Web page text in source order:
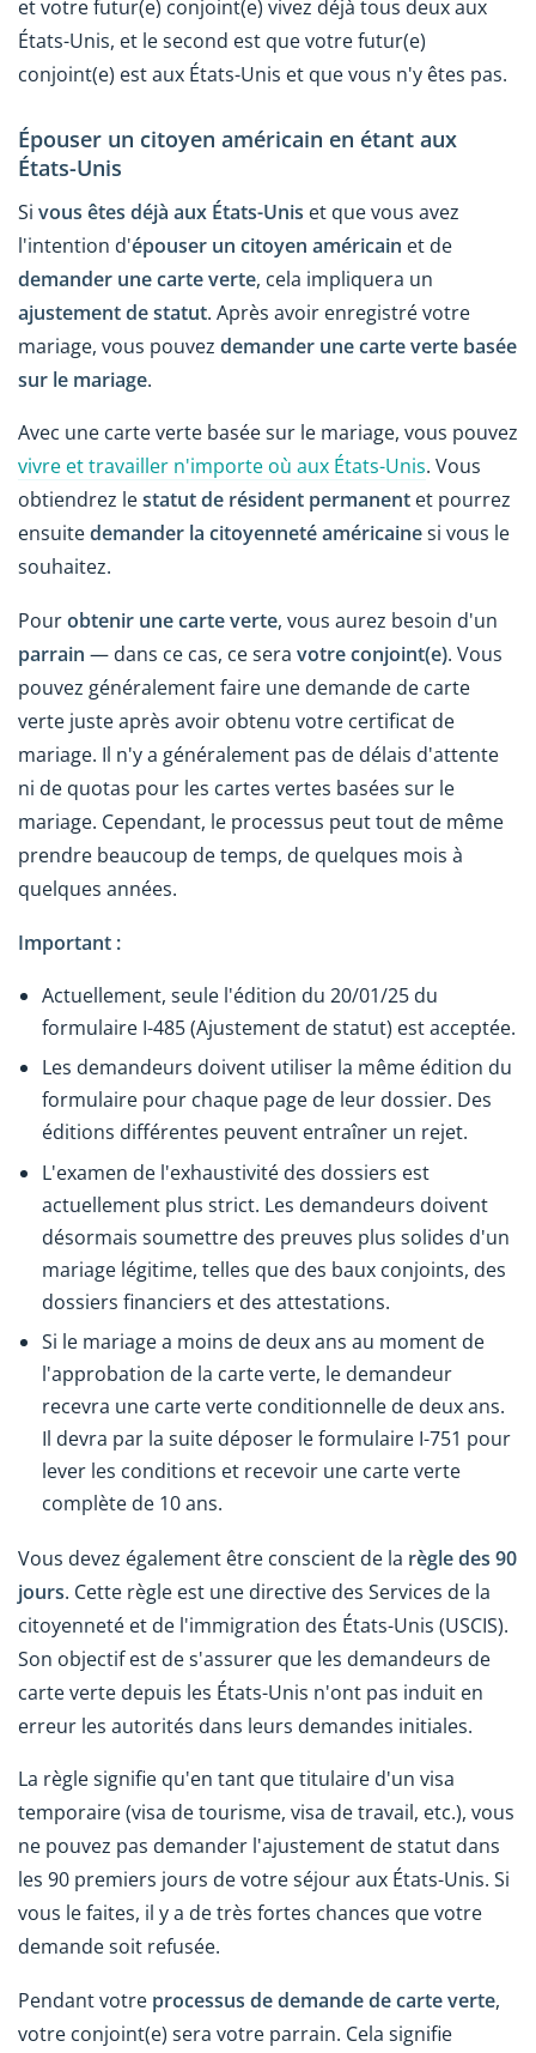
et votre futur(e) conjoint(e) vivez déjà tous deux aux
États-Unis, et le second est que votre futur(e)
conjoint(e) est aux États-Unis et que vous n'y êtes pas.
Épouser un citoyen américain en étant aux
États-Unis
Si vous êtes déjà aux États-Unis et que vous avez
l'intention d'épouser un citoyen américain et de
demander une carte verte, cela impliquera un
ajustement de statut. Après avoir enregistré votre
mariage, vous pouvez demander une carte verte basée
sur le mariage.
Avec une carte verte basée sur le mariage, vous pouvez
vivre et travailler n'importe où aux États-Unis. Vous
obtiendrez lestatut de résident permanent et pourrez
ensuitedemander la citoyenneté américainesi vous le
souhaitez.
Pourobtenir une carte verte, vous aurez besoin d'un
parrain — dans ce cas, ce sera votre conjoint(e). Vous
pouvez généralement faire une demande de carte
verte juste après avoir obtenu votre certificat de
mariage. Il n'y a généralement pas de délais d'attente
ni de quotas pour les cartes vertes basées sur le
mariage. Cependant, le processus peut tout de même
prendre beaucoup de temps, de quelques mois à
quelques années.
Important :
Actuellement, seule l'édition du 20/01/25 du
formulaire I-485 (Ajustement de statut) est acceptée.
Les demandeurs doivent utiliser la même édition du
formulaire pour chaque page de leur dossier. Des
éditions différentes peuvent entraîner un rejet.
L'examen de l'exhaustivité des dossiers est
actuellement plus strict. Les demandeurs doivent
désormais soumettre des preuves plus solides d'un
mariage légitime, telles que des baux conjoints, des
dossiers financiers et des attestations.
Si le mariage a moins de deux ans au moment de
l'approbation de la carte verte, le demandeur
recevra une carte verte conditionnelle de deux ans.
Il devra par la suite déposer le formulaire I-751 pour
lever les conditions et recevoir une carte verte
complète de 10 ans.
Vous devez également être conscient de la règle des 90
jours. Cette règle est une directive des Services de la
citoyenneté et de l'immigration des États-Unis (USCIS).
Son objectif est de s'assurer que les demandeurs de
carte verte depuis les États-Unis n'ont pas induit en
erreur les autorités dans leurs demandes initiales.
La règle signifie qu'en tant que titulaire d'un visa
temporaire (visa de tourisme, visa de travail, etc.), vous
ne pouvez pas demander l'ajustement de statut dans
les 90 premiers jours de votre séjour aux États-Unis. Si
vous le faites, il y a de très fortes chances que votre
demande soit refusée.
Pendant votre processus de demande de carte verte,
votre conjoint(e) sera votre parrain. Cela signifie